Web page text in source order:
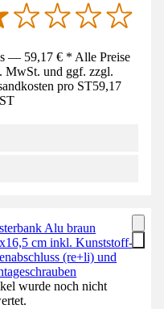
— 59,17 € * Alle Preise
MwSt. und ggf. zzgl.
pro ST59,17
ST
Alu braun
cm inkl. Kunststoff-
(re+li) und
wurde noch nicht